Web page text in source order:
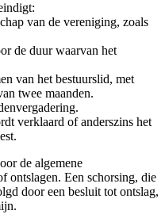
van de vereniging, zoals
de duur waarvan het
van het bestuurslid, met
twee maanden.
verklaard of anderszins het
de algemene
ontslagen. Een schorsing, die
door een besluit tot ontslag,